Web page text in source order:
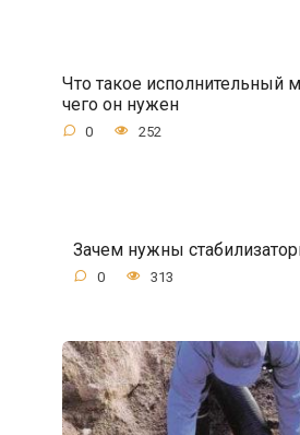
Что такое исполнительный
чего он нужен
0 252
Зачем нужны
0 313